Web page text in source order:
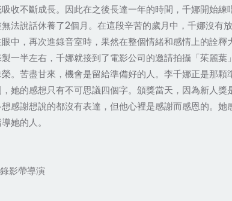
收不斷成長。因此在之後長達一年的時間，千娜開始
法說話休養了2個月。在這段辛苦的歲月中，千娜沒
中，再次進錄音室時，果然在整個情緒和感情上的詮
一半左右，千娜就接到了電影公司的邀請拍攝「茱麗
。苦盡甘來，機會是留給準備好的人。李千娜正是那顆
她的感想只有不可思議四個字。頒獎當天，因為新人
感謝想說的都沒有表達，但他心裡是感謝而感恩的。
她的人。
影帶導演